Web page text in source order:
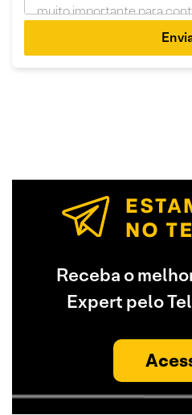
Receba o
Expert pelo